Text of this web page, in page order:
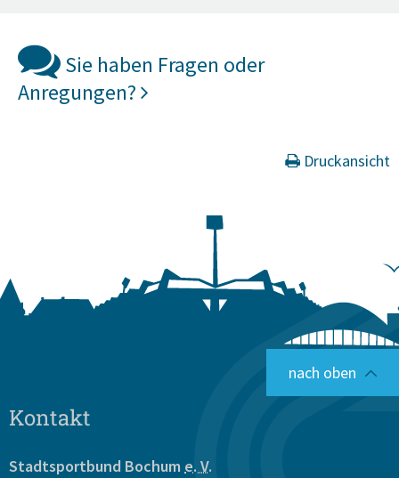
Sie haben Fragen oder
Anregungen?
Druckansicht
nach oben
Kontakt
Stadtsportbund Bochum e. V.